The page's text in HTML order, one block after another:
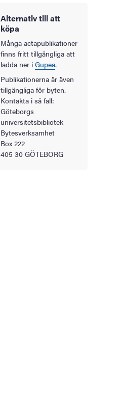
Alternativ till att
köpa
Många actapublikationer
finns fritt tillgängliga att
ladda ner i Gupea.
Publikationerna är även
tillgängliga för byten.
Kontakta i så fall:
Göteborgs
universitetsbibliotek
Bytesverksamhet
Box 222
405 30 GÖTEBORG